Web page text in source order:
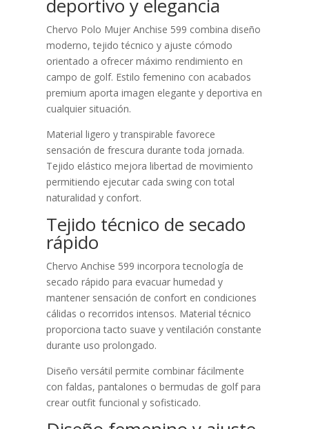
deportivo y elegancia
Chervo Polo Mujer Anchise 599 combina diseño
moderno, tejido técnico y ajuste cómodo
orientado a ofrecer máximo rendimiento en
campo de golf. Estilo femenino con acabados
premium aporta imagen elegante y deportiva en
cualquier situación.
Material ligero y transpirable favorece
sensación de frescura durante toda jornada.
Tejido elástico mejora libertad de movimiento
permitiendo ejecutar cada swing con total
naturalidad y confort.
Tejido técnico de secado
rápido
Chervo Anchise 599 incorpora tecnología de
secado rápido para evacuar humedad y
mantener sensación de confort en condiciones
cálidas o recorridos intensos. Material técnico
proporciona tacto suave y ventilación constante
durante uso prolongado.
Diseño versátil permite combinar fácilmente
con faldas, pantalones o bermudas de golf para
crear outfit funcional y sofisticado.